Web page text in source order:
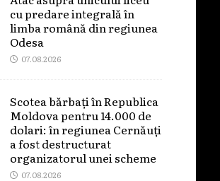
cu predare integrală în
limba română din regiunea
Odesa
07.08.2026
Scotea bărbați în Republica
Moldova pentru 14.000 de
dolari: în regiunea Cernăuți
a fost destructurat
organizatorul unei scheme
07.08.2026